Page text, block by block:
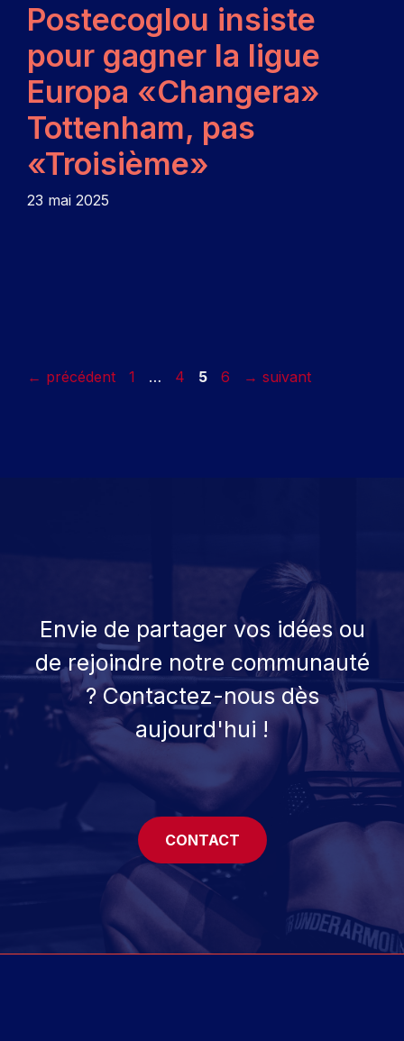
Postecoglou insiste
pour gagner la ligue
Europa «Changera»
Tottenham, pas
«Troisième»
23 mai 2025
← précédent Page
1 … Page
4 Page
5 Page
6 → suivant
Envie de partager vos idées ou
de rejoindre notre communauté
? Contactez-nous dès
aujourd'hui !
CONTACT